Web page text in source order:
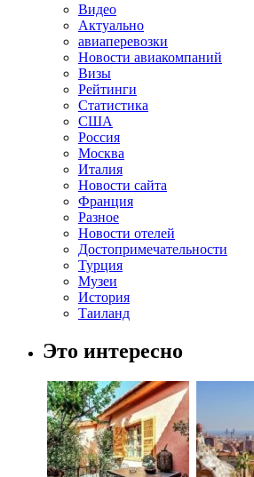
Видео
Актуально
авиаперевозки
Новости авиакомпаний
Визы
Рейтинги
Статистика
США
Россия
Москва
Италия
Новости сайта
Франция
Разное
Новости отелей
Достопримечательности
Турция
Музеи
История
Таиланд
Это интересно